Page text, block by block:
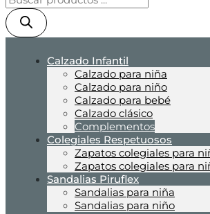
Calzado Infantil
Calzado para niña
Calzado para niño
Calzado para bebé
Calzado clásico
Complementos
Colegiales Respetuosos
Zapatos colegiales para
Zapatos colegiales para
Sandalias Piruflex
Sandalias para niña
Sandalias para niño